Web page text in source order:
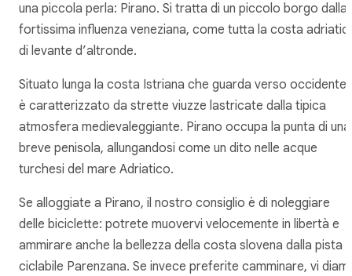
una piccola perla: Pirano. Si tratta di un piccolo borgo dalla
fortissima influenza veneziana, come tutta la costa
di levante d’altronde.
Situato lunga la costa Istriana che guarda verso occidente,
è caratterizzato da strette viuzze lastricate dalla tipica
atmosfera medievaleggiante. Pirano occupa la punta di una
breve penisola, allungandosi come un dito nelle acque
turchesi del mare Adriatico.
Se alloggiate a Pirano, il nostro consiglio è di noleggiare
delle biciclette: potrete muovervi velocemente in libertà e
ammirare anche la bellezza della costa slovena dalla pista
ciclabile Parenzana. Se invece preferite camminare, vi